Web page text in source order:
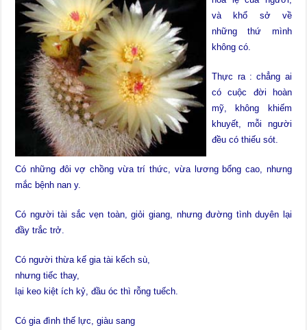
và khổ sở về
những thứ mình
không có.
Thực ra : chẳng ai
có cuộc đời hoàn
mỹ, không khiếm
khuyết, mỗi người
đều có thiếu sót.
Có những đôi vợ chồng vừa trí thức, vừa lương bổng cao, nhưng
mắc bệnh nan y.
Có người tài sắc vẹn toàn, giỏi giang, nhưng đường tình duyên lại
đầy trắc trở.
Có người thừa kế gia tài kếch sù,
nhưng tiếc thay,
lại keo kiệt ích kỷ, đầu óc thì rỗng tuếch.
Có gia đình thế lực, giàu sang